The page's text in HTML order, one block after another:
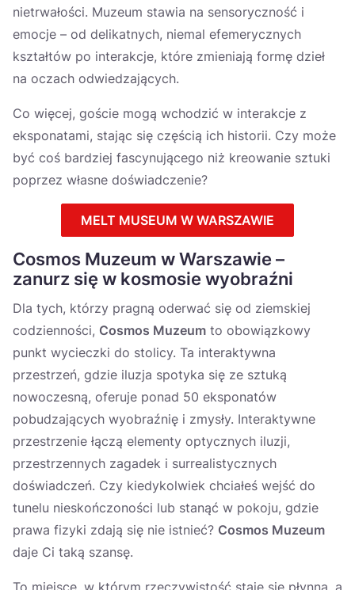
nietrwałości. Muzeum stawia na sensoryczność i
emocje – od delikatnych, niemal efemerycznych
kształtów po interakcje, które zmieniają formę dzieł
na oczach odwiedzających.
Co więcej, goście mogą wchodzić w interakcje z
eksponatami, stając się częścią ich historii. Czy może
być coś bardziej fascynującego niż kreowanie sztuki
poprzez własne doświadczenie?
MELT MUSEUM W WARSZAWIE
Cosmos Muzeum w Warszawie –
zanurz się w kosmosie wyobraźni
Dla tych, którzy pragną oderwać się od ziemskiej
codzienności, Cosmos Muzeum to obowiązkowy
punkt wycieczki do stolicy. Ta interaktywna
przestrzeń, gdzie iluzja spotyka się ze sztuką
nowoczesną, oferuje ponad 50 eksponatów
pobudzających wyobraźnię i zmysły. Interaktywne
przestrzenie łączą elementy optycznych iluzji,
przestrzennych zagadek i surrealistycznych
doświadczeń. Czy kiedykolwiek chciałeś wejść do
tunelu nieskończoności lub stanąć w pokoju, gdzie
prawa fizyki zdają się nie istnieć? Cosmos Muzeum
daje Ci taką szansę.
To miejsce, w którym rzeczywistość staje się płynna, a